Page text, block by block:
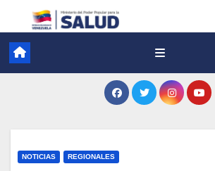
NOTICIAS REGIONALES